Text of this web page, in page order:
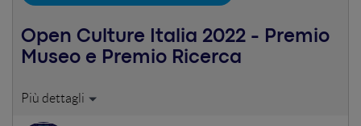
Open Culture Italia 2022 - Premio
Museo e Premio Ricerca
ICOM Italia, con il sostegno di Wikimedia Italia e in